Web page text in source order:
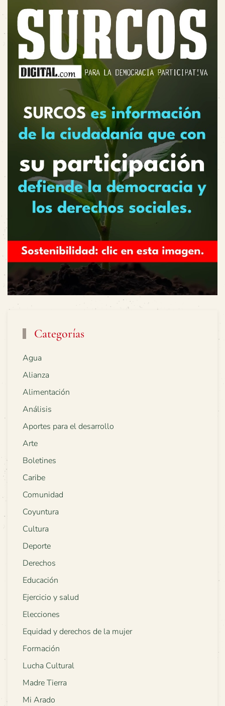
Categorías
Agua
Alianza
Alimentación
Análisis
Aportes para el desarrollo
Arte
Boletines
Caribe
Comunidad
Coyuntura
Cultura
Deporte
Derechos
Educación
Ejercicio y salud
Elecciones
Equidad y derechos de la mujer
Formación
Lucha Cultural
Madre Tierra
Mi Arado